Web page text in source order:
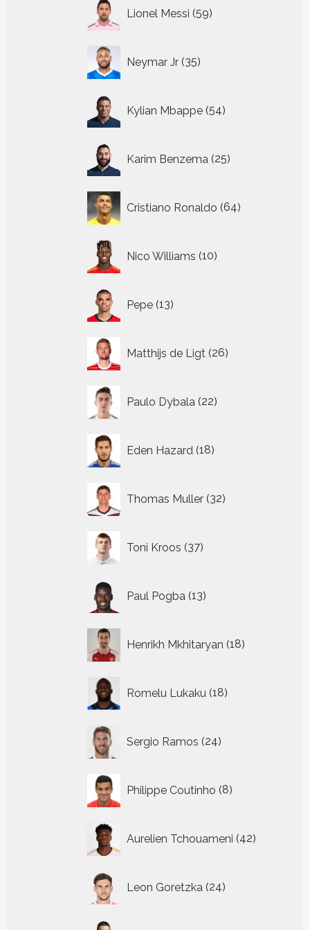
Lionel Messi 59
producten
Neymar Jr 35
producten
Kylian Mbappe 54
producten
Karim Benzema 25
producten
Cristiano Ronaldo 64
producten
Nico Williams 10
producten
Pepe 13
producten
Matthijs de Ligt 26
producten
Paulo Dybala 22
producten
Eden Hazard 18
producten
Thomas Muller 32
producten
Toni Kroos 37
producten
Paul Pogba 13
producten
Henrikh Mkhitaryan 18
producten
Romelu Lukaku 18
producten
Sergio Ramos 24
producten
Philippe Coutinho 8
producten
Aurelien Tchouameni 42
producten
Leon Goretzka 24
producten